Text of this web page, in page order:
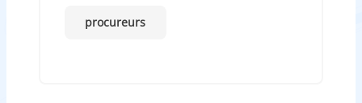
procureurs